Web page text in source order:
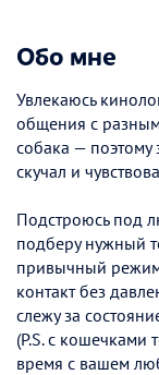
Обо мне
Увлекаюсь
общения с
собака — поэтому
скучал и
Подстроюсь под
подберу нужный
привычный режим
контакт без
слежу за
(P.S. с кошечками
время с вашем